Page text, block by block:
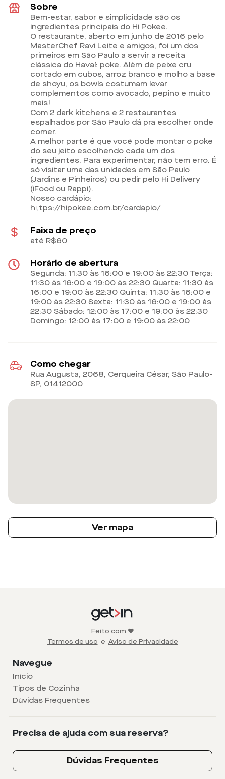
Sobre
Bem-estar, sabor e simplicidade são os
ingredientes principais do Hi Pokee.
O restaurante, aberto em junho de 2016 pelo
MasterChef Ravi Leite e amigos, foi um dos
primeiros em São Paulo a servir a receita
clássica do Havaí: poke. Além de peixe cru
cortado em cubos, arroz branco e molho a base
de shoyu, os bowls costumam levar
complementos como avocado, pepino e muito
mais!
Com 2 dark kitchens e 2 restaurantes
espalhados por São Paulo dá pra escolher onde
comer.
A melhor parte é que você pode montar o poke
do seu jeito escolhendo cada um dos
ingredientes. Para experimentar, não tem erro. É
só visitar uma das unidades em São Paulo
(Jardins e Pinheiros) ou pedir pelo Hi Delivery
(iFood ou Rappi).
Nosso cardápio:
https://hipokee.com.br/cardapio/
Faixa de preço
até R$60
Horário de abertura
Segunda: 11:30 às 16:00 e 19:00 às 22:30 Terça:
11:30 às 16:00 e 19:00 às 22:30 Quarta: 11:30 às
16:00 e 19:00 às 22:30 Quinta: 11:30 às 16:00 e
19:00 às 22:30 Sexta: 11:30 às 16:00 e 19:00 às
22:30 Sábado: 12:00 às 17:00 e 19:00 às 22:30
Domingo: 12:00 às 17:00 e 19:00 às 22:00
Como chegar
Rua Augusta, 2068, Cerqueira César, São Paulo-
SP, 01412000
Ver mapa
Feito com ❤️
Termos de uso e Aviso de Privacidade
Navegue
Início
Tipos de Cozinha
Dúvidas Frequentes
Precisa de ajuda com sua reserva?
Dúvidas Frequentes